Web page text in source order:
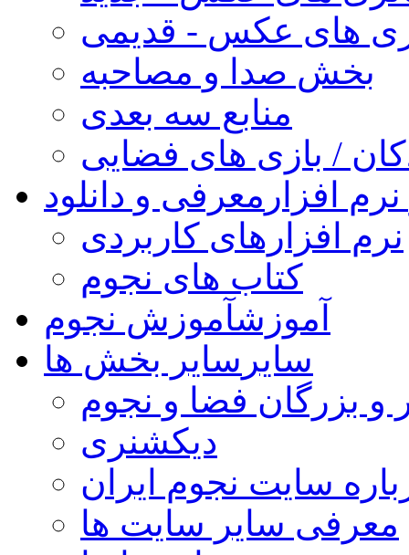
های عکس - قدیمی
بخش صدا و مصاحبه
منابع سه بعدی
/ بازی های فضایی
افزار معرفی و دانلود
نرم افزارهای کاربردی
کتاب های نجوم
آموزشآموزش نجوم
سایر سایر بخش ها
و بزرگان فضا و نجوم
دیکشنری
سایت نجوم ایران
معرفی سایر سایت ها